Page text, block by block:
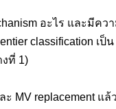
อะไร และมีค
classification
งที่ 1)
ะ MV replacement